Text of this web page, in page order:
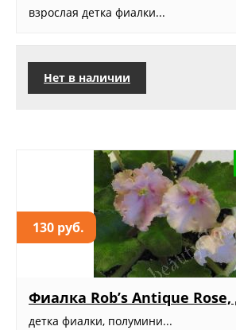
взрослая детка фиалки...
Нет в наличии
130 руб.
Фиалка Rob’s Antique Rose,
детка фиалки, полумини...